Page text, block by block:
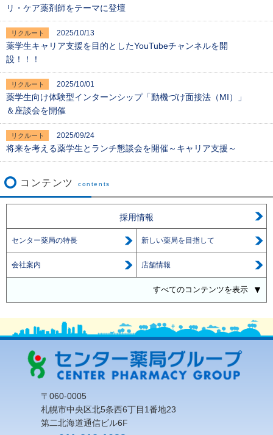
リ・ケア薬剤師をテーマに登壇
リクルート 2025/10/13
薬学生キャリア支援を目的としたYouTubeチャンネルを開
設！！！
リクルート 2025/10/01
薬学生向け体験型インターンシップ「動機づけ面接法（MI）」
＆座談会を開催
リクルート 2025/09/24
将来を考える薬学生とランチ懇談会を開催～キャリア支援～
コンテンツ contents
採用情報
センター薬局の特長 新しい薬局を目指して
会社案内 店舗情報
すべてのコンテンツを表示
〒060-0005
札幌市中央区北5条西6丁目1番地23
第二北海道通信ビル6F